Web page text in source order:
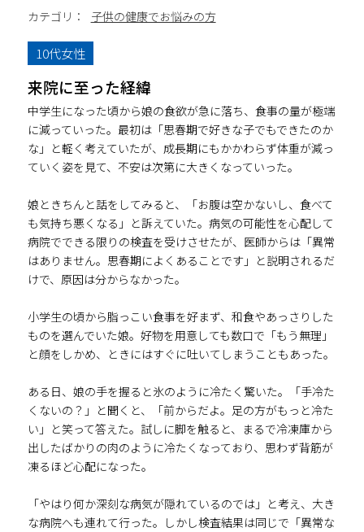
カテゴリ： 子供の健康でお悩みの方
10代女性
来院に至った経緯
中学生になった頃から娘の食欲が急に落ち、食事の量が極端
に減っていった。最初は「思春期で好きな子でもできたのか
な」と軽く考えていたが、成長期にもかかわらず体重が減っ
ていく姿を見て、不安は次第に大きくなっていった。
娘ときちんと話をしてみると、「お腹は空かないし、食べて
も気持ち悪くなる」と訴えていた。病気の可能性を心配して
病院でできる限りの検査を受けさせたが、医師からは「異常
はありません。思春期によくあることです」と説明されるだ
けで、原因は分からなかった。
小学生の頃から脂っこい食事を好まず、和食やあっさりした
ものを選んでいた娘。好物を用意しても数口で「もう無理」
と顔をしかめ、ときにはすぐに吐いてしまうこともあった。
ある日、娘の手を握ると氷のように冷たく驚いた。「手冷た
くないの？」と聞くと、「前からだよ。足の方がもっと冷た
い」と笑って答えた。試しに脚を触ると、まるで冷凍庫から
出したばかりの肉のように冷たくなっており、思わず背筋が
凍るほど心配になった。
「やはり何か深刻な病気が隠れているのでは」と考え、大き
な病院へも連れて行った。しかし検査結果は同じで「異常な